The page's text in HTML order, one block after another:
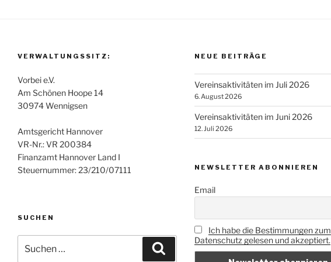
VERWALTUNGSSITZ:
Vorbei e.V.
Am Schönen Hoope 14
30974 Wennigsen
Amtsgericht Hannover
VR-Nr.: VR 200384
Finanzamt Hannover Land I
Steuernummer: 23/210/07111
SUCHEN
nach:
Suchen
NEUE BEITRÄGE
Vereinsaktivitäten im Juli 2026
6. August 2026
Vereinsaktivitäten im Juni 2026
12. Juli 2026
NEWSLETTER ABONNIEREN
Email
Ich habe die Bestimmungen zum
Datenschutz gelesen und akzeptiert.